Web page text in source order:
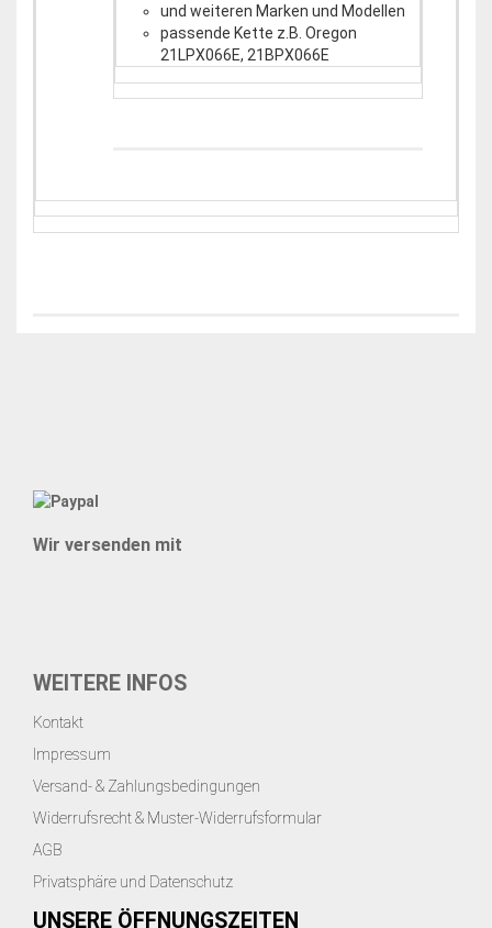
und weiteren Marken und Modellen
passende Kette z.B. Oregon
21LPX066E, 21BPX066E
Wir versenden mit
WEITERE INFOS
Kontakt
Impressum
Versand- & Zahlungsbedingungen
Widerrufsrecht & Muster-Widerrufsformular
AGB
Privatsphäre und Datenschutz
UNSERE ÖFFNUNGSZEITEN